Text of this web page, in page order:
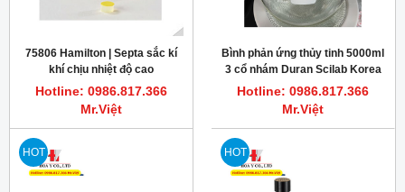
75806 Hamilton | Septa sắc kí
khí chịu nhiệt độ cao
PTFE/silicone rubber 12.7 mm
Hotline: 0986.817.366
Mr.Việt
Bình phản ứng thủy tinh 5000ml
3 cổ nhám Duran Scilab Korea
Hotline: 0986.817.366
Mr.Việt
HOT HOT